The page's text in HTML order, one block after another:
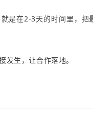
是在2-3天的时间里，把
发生，让合作落地。